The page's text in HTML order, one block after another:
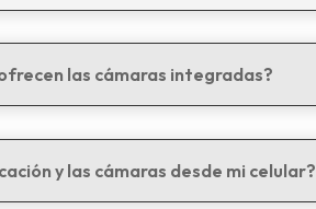
las cámaras integradas?
y las cámaras desde mi celular?